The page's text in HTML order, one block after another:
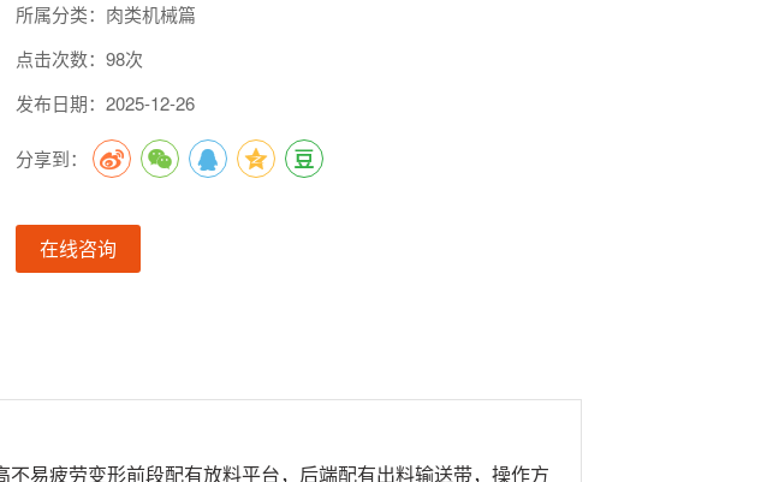
所属分类：肉类机械篇
点击次数：98次
发布日期：2025-12-26
分享到：
在线咨询
易疲劳变形前段配有放料平台，后端配有出料输送带，操作方